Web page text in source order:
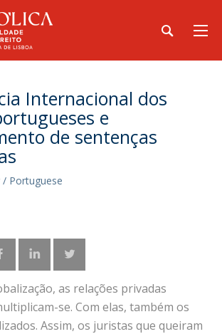
Internacional dos
e
de sentenças
/ Portuguese
as relações privadas
se. Com elas, também os
Assim, os juristas que queiram